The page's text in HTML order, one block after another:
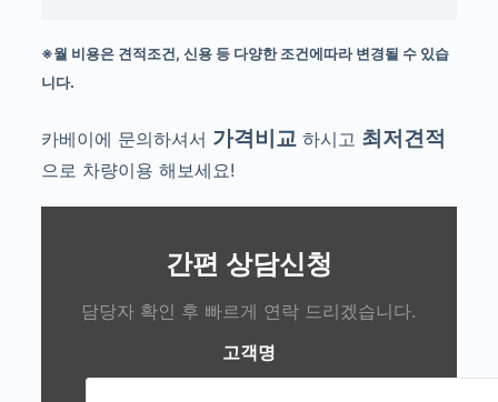
※월 비용은 견적조건, 신용 등 다양한 조건에따라 변경될 수 있습
니다.
카베이에 문의하셔서 가격비교 하시고 최저견적
으로 차량이용 해보세요!
간편 상담신청
담당자 확인 후 빠르게 연락 드리겠습니다.
고객명